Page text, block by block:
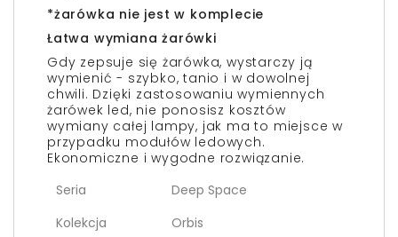
*żarówka nie jest w komplecie
Łatwa wymiana żarówki
Gdy zepsuje się żarówka, wystarczy ją
wymienić - szybko, tanio i w dowolnej
chwili. Dzięki zastosowaniu wymiennych
żarówek led, nie ponosisz kosztów
wymiany całej lampy, jak ma to miejsce w
przypadku modułów ledowych.
Ekonomiczne i wygodne rozwiązanie.
Seria
Deep Space
Kolekcja
Orbis